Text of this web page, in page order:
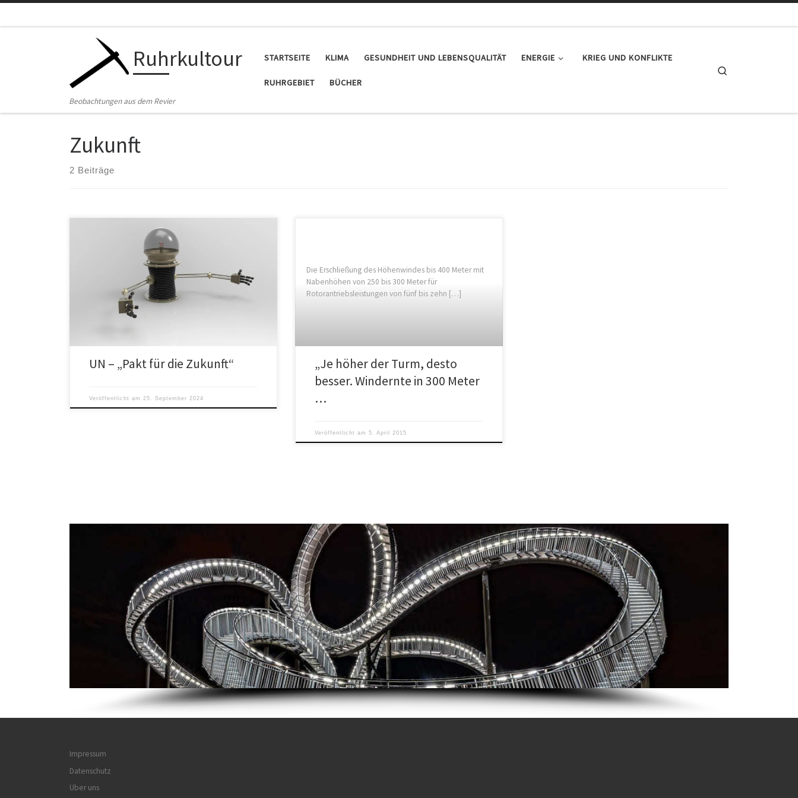
Ruhrkultour
Beobachtungen aus dem Revier
STARTSEITE KLIMA GESUNDHEIT UND LEBENSQUALITÄT ENERGIE KRIEG UND KONFLIKTE
RUHRGEBIET BÜCHER
Zukunft
2 Beiträge
„Der berüchtigte, fehlgeschlagene Pandemievertrag
ist zurück. Diesmal kündigen die Vereinten Nationen
einen globalen „Pakt für die Zukunft“ an. Unter dem
UN – „Pakt für die Zukunft“
Veröffentlicht am25. September 2024
Die Erschließung des Höhenwindes bis 400 Meter mit
Nabenhöhen von 250 bis 300 Meter für
Rotorantriebsleistungen von fünf bis zehn […]
„Je höher der Turm, desto
besser. Windernte in 300 Meter
…
Veröffentlicht am5. April 2015
Impressum
Datenschutz
Über uns